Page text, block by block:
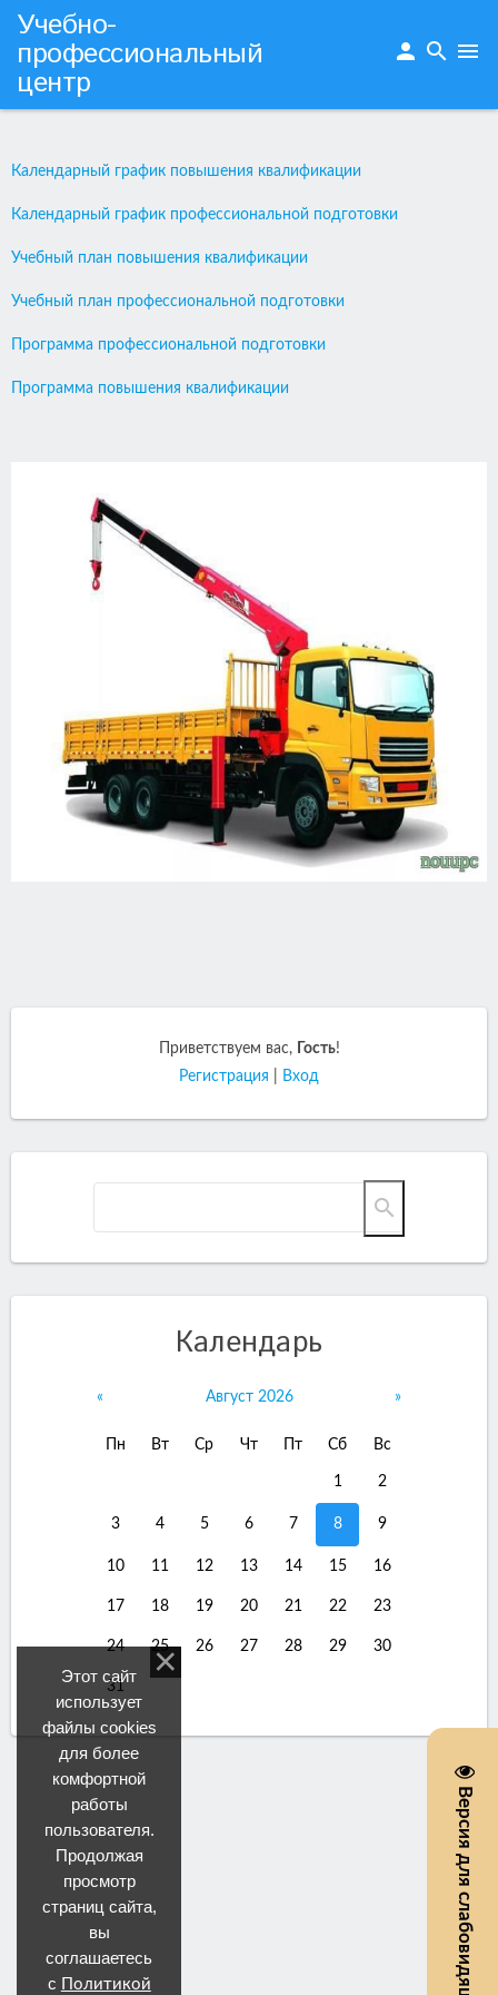
Версия для слабовидящих
Учебно-
профессиональный
центр
person search menu
Календарный график повышения квалификации
Календарный график профессиональной подготовки
Учебный план повышения квалификации
Учебный план профессиональной подготовки
Программа профессиональной подготовки
Программа повышения квалификации
Приветствуем вас, Гость!
Регистрация
Вход
Календарь
« Август 2026 »
Пн Вт Ср Чт Пт Сб Вс
1 2
3 4 5 6 7 8 9
10 11 12 13 14 15 16
17 18 19 20 21 22 23
24 25 26 27 28 29 30
31
Этот сайт
использует
файлы cookies
для более
комфортной
работы
пользователя.
Продолжая
просмотр
страниц сайта,
вы
соглашаетесь
с
Политикой